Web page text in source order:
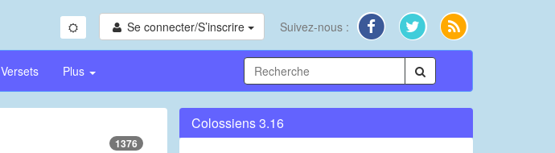
Se connecter/S’inscrire Suivez-nous :
Versets Plus
1376
Colossiens 3.16